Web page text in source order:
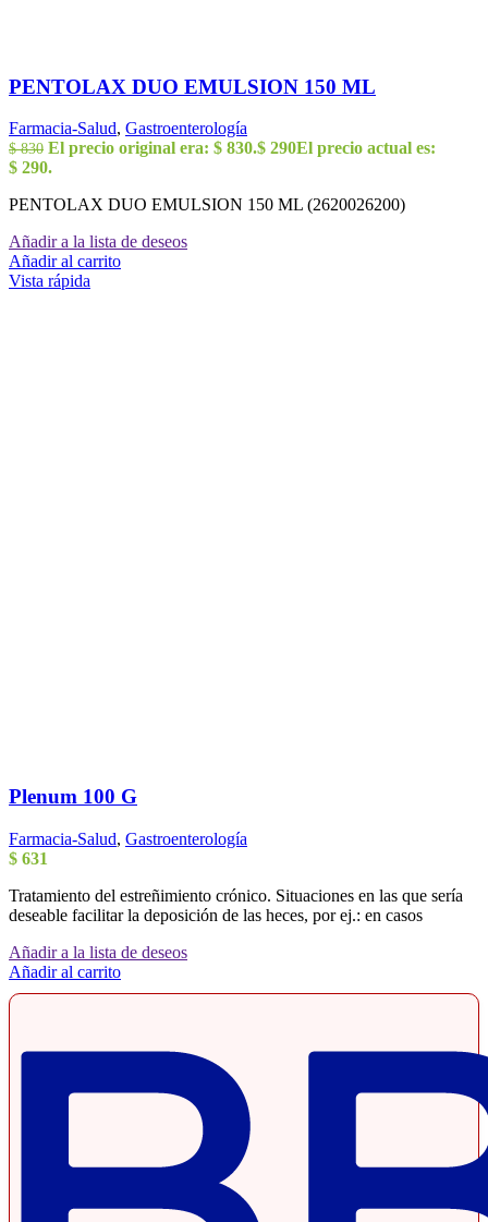
PENTOLAX DUO EMULSION 150 ML
Farmacia-Salud, Gastroenterología
$830 El precio original era: $ 830.$ 290El precio actual es:
$ 290.
PENTOLAX DUO EMULSION 150 ML (2620026200)
Añadir a la lista de deseos
Añadir al carrito
Vista rápida
Plenum 100 G
Farmacia-Salud, Gastroenterología
$ 631
Tratamiento del estreñimiento crónico. Situaciones en las que sería
deseable facilitar la deposición de las heces, por ej.: en casos
Añadir a la lista de deseos
Añadir al carrito